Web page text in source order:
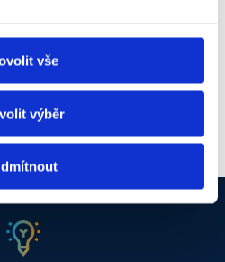
vše
výběr
Submit application